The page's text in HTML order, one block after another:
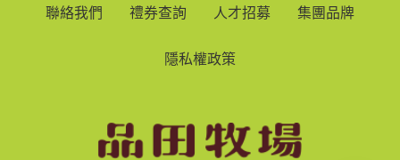
聯絡我們 禮券查詢 人才招募 集團品牌
隱私權政策